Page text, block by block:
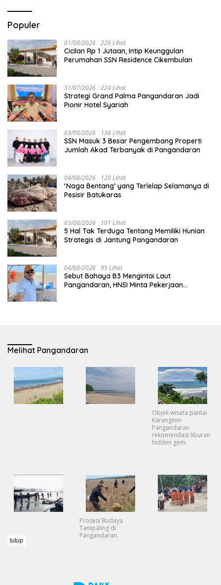
Populer
01/08/2026 226 Lihat
Cicilan Rp 1 Jutaan, Intip Keunggulan
Perumahan SSN Residence Cikembulan
31/07/2026 224 Lihat
Strategi Grand Palma Pangandaran Jadi
Pionir Hotel Syariah
03/08/2026 136 Lihat
SSN Masuk 3 Besar Pengembang Properti
Jumlah Akad Terbanyak di Pangandaran
04/08/2026 120 Lihat
‘Naga Bentang’ yang Terlelap Selamanya di
Pesisir Batukaras
03/08/2026 101 Lihat
5 Hal Tak Terduga Tentang Memiliki Hunian
Strategis di Jantung Pangandaran
04/08/2026 95 Lihat
Sebut Bahaya B3 Mengintai Laut
Pangandaran, HNSI Minta Pekerjaan
Melihat Pangandaran
Objek wisata pantai
Karangnini
Pangandaran
rekomendasi liburan
hidden gem.
Prosesi Budaya
Tampaling di
Pangandaran.
tutup